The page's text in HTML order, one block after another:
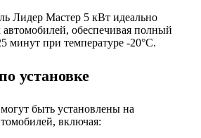
Лидер Мастер 5 кВт идеально
обеспечивая полный
минут при температуре -20°C.
установке
быть установлены на
включая: